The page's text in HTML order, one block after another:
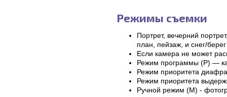
Режимы съемки
Портрет, вечерний
план, пейзаж, и снег/
Если камера не может
Режим программы (P) —
Режим приоритета
Режим приоритета
Ручной режим (M) -